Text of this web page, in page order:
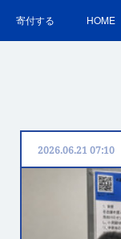
寄付する HOME
2026.06.21 07:10